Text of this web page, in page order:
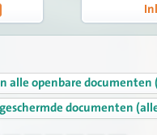
alle openbare
documenten